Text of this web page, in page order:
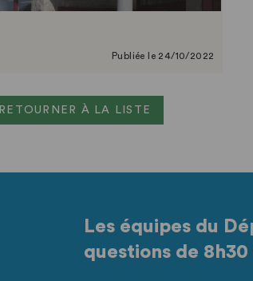
Publiée le 24/10/2022
RETOURNER À LA LISTE
Les équipes du
questions de